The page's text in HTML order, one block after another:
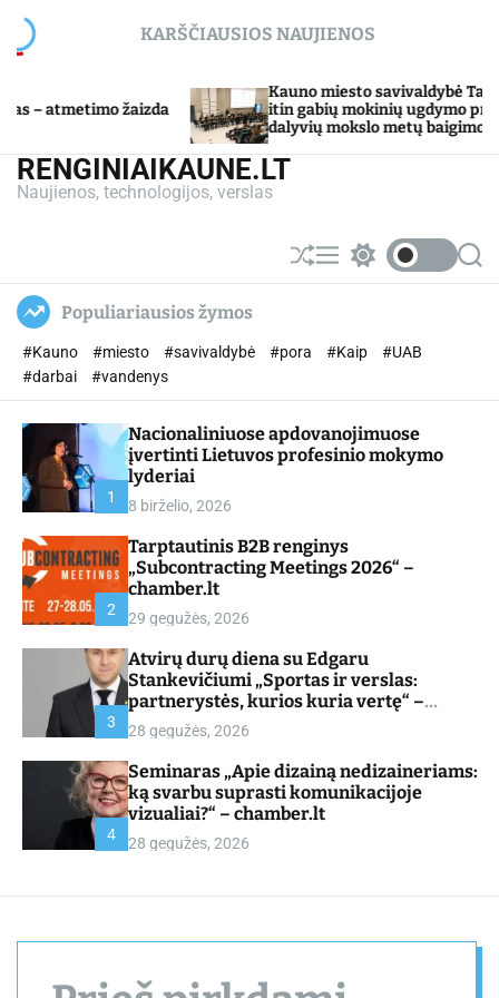
c
n
KARŠČIAUSIOS NAUJIENOS
Kauno miesto savivaldybė Tarpdisciplininio
itin gabių mokinių ugdymo programos
dalyvių mokslo metų baigimo šventė
RENGINIAIKAUNE.LT
Naujienos, technologijos, verslas
S
h
e
M
e w
h
o
r
S
e
Populiariausios žymos
#Kauno #miesto #savivaldybė #pora #Kaip
#UAB
#darbai
#vandenys
1
Nacionaliniuose apdovanojimuose
įvertinti Lietuvos profesinio mokymo
lyderiai
8 birželio, 2026
2
Tarptautinis B2B renginys
„Subcontracting Meetings 2026“ –
chamber.lt
29 gegužės, 2026
3
Atvirų durų diena su Edgaru
Stankevičiumi „Sportas ir verslas:
partnerystės, kurios kuria vertę“ –
chamber.lt
28 gegužės, 2026
4
Seminaras „Apie dizainą nedizaineriams:
ką svarbu suprasti komunikacijoje
vizualiai?“ – chamber.lt
28 gegužės, 2026